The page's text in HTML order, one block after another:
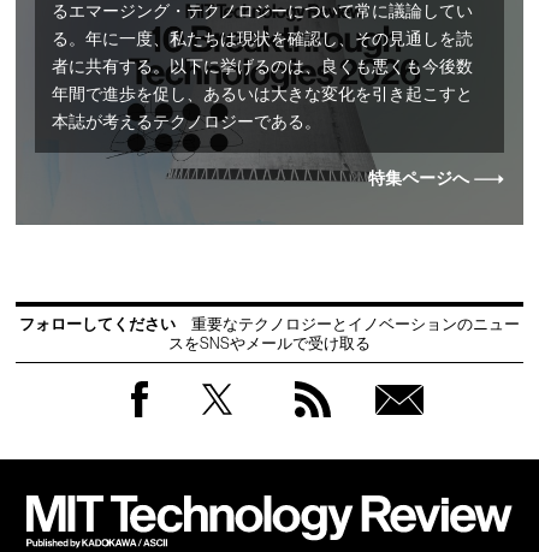
るエマージング・テクノロジーについて常に議論してい
る。年に一度、私たちは現状を確認し、その見通しを読
者に共有する。以下に挙げるのは、良くも悪くも今後数
年間で進歩を促し、あるいは大きな変化を引き起こすと
本誌が考えるテクノロジーである。
特集ページへ
フォローしてください
重要なテクノロジーとイノベーションのニュー
スをSNSやメールで受け取る